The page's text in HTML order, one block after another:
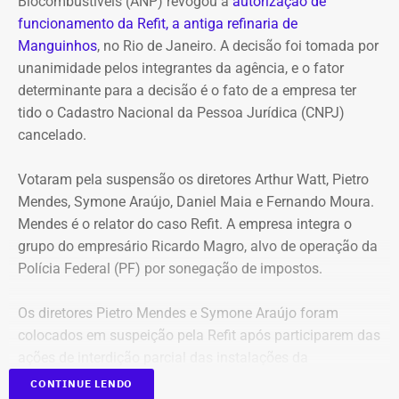
Entre os bens declarados também estão um Mercedes-
Benz AMG G63, avaliado em R$ 2,35 milhões, um
Volkswagen Passat de R$ 115 mil, R$ 709 mil em “bens
móveis de uso pessoal” e R$ 35 mil em dinheiro em
espécie.
funcionamento da Refit, a antiga refinaria de
Manguinhos, no Rio de Janeiro. A decisão foi tomada por
unanimidade pelos integrantes da agência, e o fator
determinante para a decisão é o fato de a empresa ter
tido o Cadastro Nacional da Pessoa Jurídica (CNPJ)
cancelado.
Votaram pela suspensão os diretores Arthur Watt, Pietro
Mendes, Symone Araújo, Daniel Maia e Fernando Moura.
Mendes é o relator do caso Refit. A empresa integra o
grupo do empresário Ricardo Magro, alvo de operação da
Polícia Federal (PF) por sonegação de impostos.
Os diretores Pietro Mendes e Symone Araújo foram
colocados em suspeição pela Refit após participarem das
companhia em setembro de 2025.
CONTINUE LENDO